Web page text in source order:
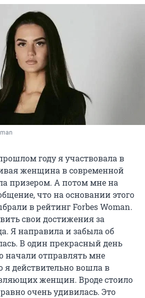
году я участвовала в
женщина в современной
призером. А потом мне на
что на основании этого
в рейтинг Forbes Woman.
свои достижения за
Я направила и забыла об
В один прекрасный день
начали отправлять мне
я действительно вошла в
женщин. Вроде стоило
очень удивилась. Это